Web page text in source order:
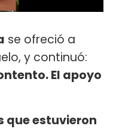
se ofreció a
y continuó:
El apoyo
que estuvieron